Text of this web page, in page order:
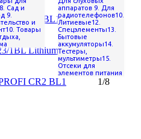
8. Сад и
9.
и
10. Товары
аппаратов 9. Для
радиотелефонов10.
Литиевые12.
Спецэлементы13.
Бытовые
аккумуляторы14.
Тестеры,
мультиметры15.
Отсеки для
элементов питания
CR123A BL1 10/200
1BL Lithium
CR2 BL1 1/8